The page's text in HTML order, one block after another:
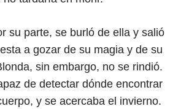
su parte, se burló de ella y salió
a gozar de su magia y de su
sin embargo, no se rindió.
de detectar dónde encontrar
y se acercaba el invierno.